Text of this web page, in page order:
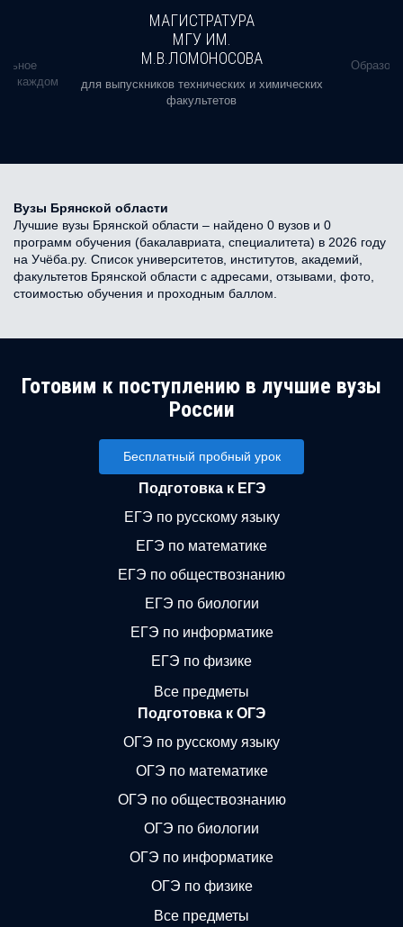
в каждом
МАГИСТРАТУРА
МГУ ИМ.
М.В.ЛОМОНОСОВА
для выпускников технических и химических
факультетов
Вузы Брянской области
Лучшие вузы Брянской области – найдено 0 вузов и 0
программ обучения (бакалавриата, специалитета) в 2026 году
на Учёба.ру. Список университетов, институтов, академий,
факультетов Брянской области с адресами, отзывами, фото,
стоимостью обучения и проходным баллом.
Готовим к поступлению в лучшие вузы
России
Бесплатный пробный урок
Подготовка к ЕГЭ
ЕГЭ по русскому языку
ЕГЭ по математике
ЕГЭ по обществознанию
ЕГЭ по биологии
ЕГЭ по информатике
ЕГЭ по физике
Все предметы
Подготовка к ОГЭ
ОГЭ по русскому языку
ОГЭ по математике
ОГЭ по обществознанию
ОГЭ по биологии
ОГЭ по информатике
ОГЭ по физике
Все предметы